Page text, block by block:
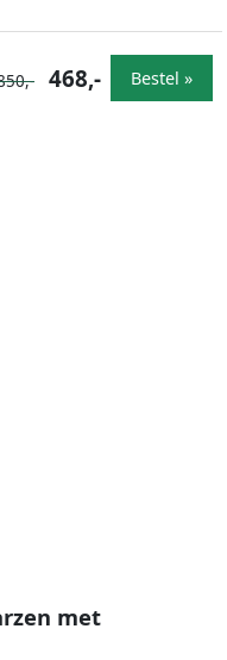
468,- Bestel »
met